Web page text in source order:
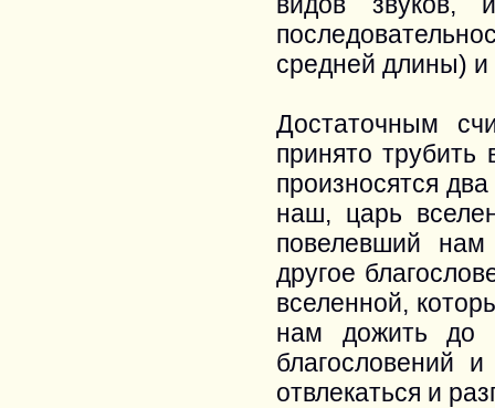
средней длины) и
Достаточным
принято
произносятся
наш, царь
повелевший
другое
вселенной,
нам дожить до
благословений
отвлекаться и